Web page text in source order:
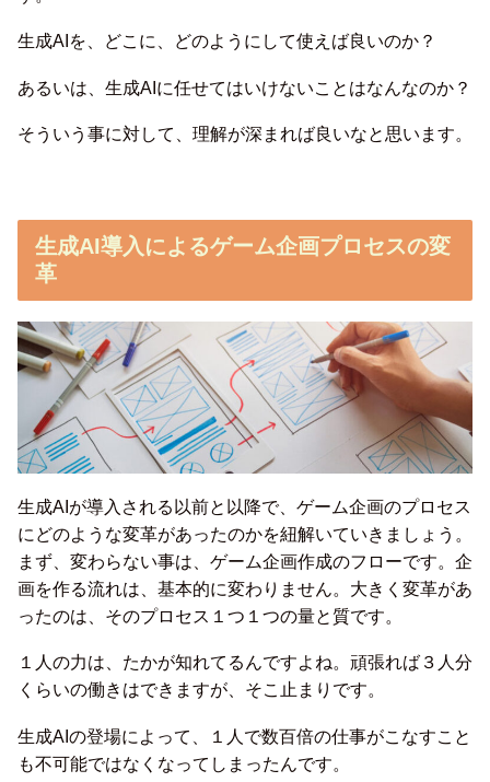
生成AIを、どこに、どのようにして使えば良いのか？
あるいは、生成AIに任せてはいけないことはなんなのか？
そういう事に対して、理解が深まれば良いなと思います。
生成AI導入によるゲーム企画プロセスの変
革
生成AIが導入される以前と以降で、ゲーム企画のプロセス
にどのような変革があったのかを紐解いていきましょう。
まず、変わらない事は、ゲーム企画作成のフローです。企
画を作る流れは、基本的に変わりません。大きく変革があ
ったのは、そのプロセス１つ１つの量と質です。
１人の力は、たかが知れてるんですよね。頑張れば３人分
くらいの働きはできますが、そこ止まりです。
生成AIの登場によって、１人で数百倍の仕事がこなすこと
も不可能ではなくなってしまったんです。